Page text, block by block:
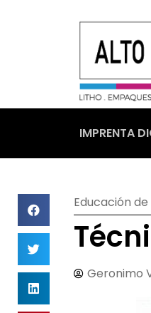
IMPRENTA
Educación
Geronimo